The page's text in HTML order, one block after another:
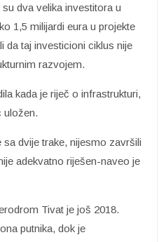
dva velika investitora u
1,5 milijardi eura u projekte
da taj investicioni ciklus nije
razvojem.
kada je riječ o infrastrukturi,
uložen.
dvije trake, nijesmo završili
adekvatno riješen-naveo je
Tivat je još 2018.
putnika, dok je